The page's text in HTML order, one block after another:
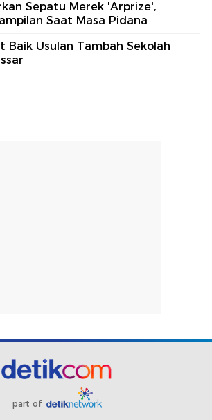
Sepatu Merek 'Arprize',
Saat Masa Pidana
Baik Usulan Tambah Sekolah
part of